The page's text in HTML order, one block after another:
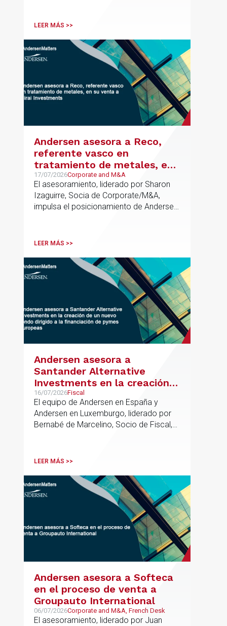
cumplimiento normativo desde el origen.
metodología propia de gestión de
riesgos de IA y se alinea con la
estrategia española de IA soberana
articulada en torno a ALIA.
LEER MÁS >>
Andersen asesora a Reco,
referente vasco en
tratamiento de metales, en
su venta a Mirai Investments
17/07/2026Corporate and M&A
El asesoramiento, liderado por Sharon
Izaguirre, Socia de Corporate/M&A,
impulsa el posicionamiento de Andersen
procesos estratégicos de M&A
LEER MÁS >>
Andersen asesora a
Santander Alternative
Investments en la creación
de un nuevo fondo dirigido a
la financiación de pymes
europeas
16/07/2026Fiscal
El equipo de Andersen en España y
Andersen en Luxemburgo, liderado por
Bernabé de Marcelino, Socio de Fiscal,
formación del fondo, hasta el primer
LEER MÁS >>
Andersen asesora a Softeca
en el proceso de venta a
Groupauto International
06/07/2026Corporate and M&A, French Desk
El asesoramiento, liderado por Juan